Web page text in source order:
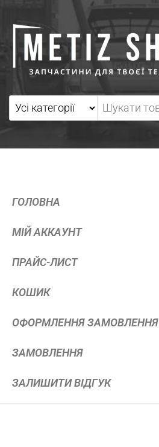
ГОЛОВНА
МІЙ АККАУНТ
ПРАЙС-ЛИСТ
КОШИК
ОФОРМЛЕННЯ ЗАМОВЛЕННЯ
ЗАМОВЛЕННЯ
ЗАЛИШИТИ ВІДГУК